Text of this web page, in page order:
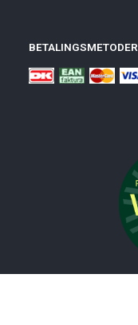
BETALINGSMETODER